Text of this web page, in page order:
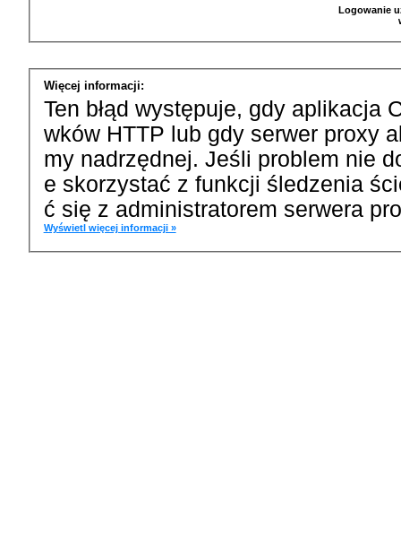
Logowanie
Więcej informacji:
Ten błąd występuje, gdy aplikacja
wków HTTP lub gdy serwer proxy
my nadrzędnej. Jeśli problem nie
e skorzystać z funkcji śledzenia
ć się z administratorem serwera
Wyświetl więcej informacji »